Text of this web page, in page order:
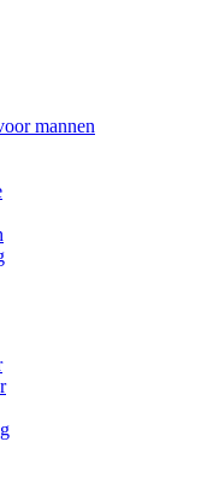
mannen